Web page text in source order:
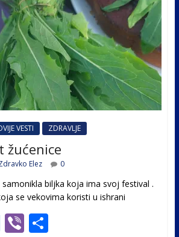
VESTI ZDRAVLJE
žućenice
Elez 0
biljka koja ima svoj festival .
se vekovima koristi u ishrani
Li Vi S